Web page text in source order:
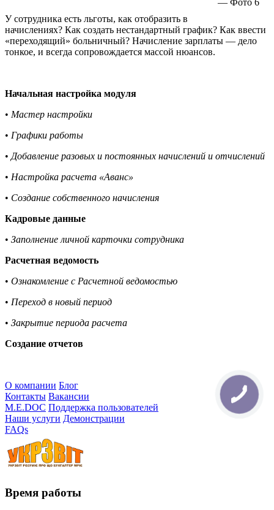
У сотрудника есть льготы, как отобразить в
начислениях? Как создать нестандартный график? Как ввести
«переходящий» больничный? Начисление зарплаты — дело
тонкое, и всегда сопровождается массой нюансов.
Начальная настройка модуля
• Мастер настройки
• Графики работы
• Добавление разовых и постоянных начислений и отчислений
• Настройка расчета «Аванс»
• Создание собственного начисления
Кадровые данные
• Заполнение личной карточки сотрудника
Расчетная ведомость
• Ознакомление с Расчетной ведомостью
• Переход в новый период
• Закрытие периода расчета
Создание отчетов
О компании Блог
Контакты Вакансии
M.E.DOC Поддержка пользователей
Наши услуги Демонстрации
FAQs
Время работы